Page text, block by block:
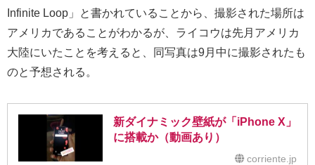
Infinite Loop」と書かれていることから、撮影された場所は
アメリカであることがわかるが、ライコウは先月アメリカ
大陸にいたことを考えると、同写真は9月中に撮影されたも
のと予想される。
新ダイナミック壁紙が「iPhone X」
に搭載か（動画あり）
corriente.jp